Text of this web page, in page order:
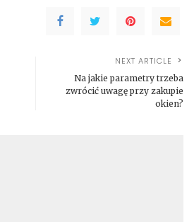
NEXT ARTICLE
Na jakie parametry trzeba
zwrócić uwagę przy zakupie
okien?